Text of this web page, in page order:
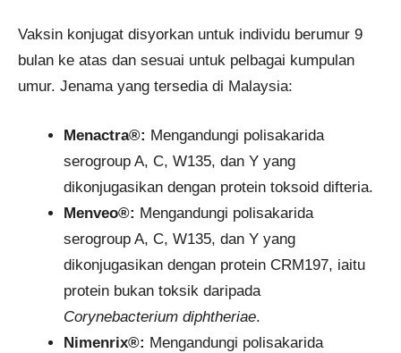
Vaksin konjugat disyorkan untuk individu berumur 9
bulan ke atas dan sesuai untuk pelbagai kumpulan
umur. Jenama yang tersedia di Malaysia:
Menactra®: Mengandungi polisakarida
serogroup A, C, W135, dan Y yang
dikonjugasikan dengan protein toksoid difteria.
Menveo®: Mengandungi polisakarida
serogroup A, C, W135, dan Y yang
dikonjugasikan dengan protein CRM197, iaitu
protein bukan toksik daripada
Corynebacterium diphtheriae.
Nimenrix®: Mengandungi polisakarida